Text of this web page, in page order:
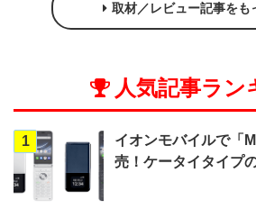
取材／レビュー記事をも
人気記事ラン
1
イオンモバイルで「
売！ケータイタイプ